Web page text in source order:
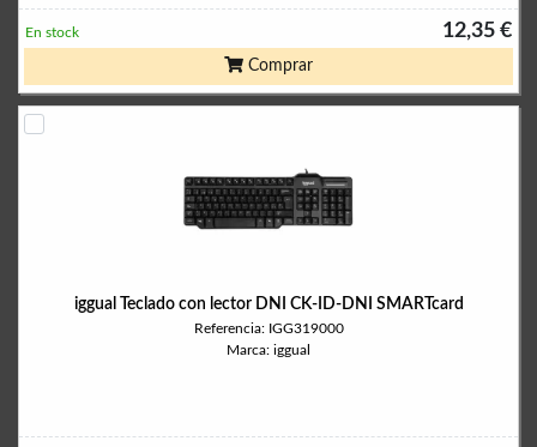
12,35 €
En stock
Comprar
iggual Teclado con lector DNI CK-ID-DNI SMARTcard
Referencia: IGG319000
Marca: iggual